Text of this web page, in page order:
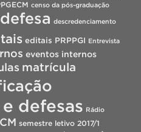
censo da pós-graduação
defesa descredenciamento
editais PRPPGI Entrevista
eventos internos
matrícula
defesas Rádio
semestre letivo 2017/1